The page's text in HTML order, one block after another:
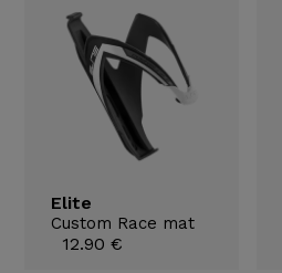
Elite
Custom Race mat
12.90 €